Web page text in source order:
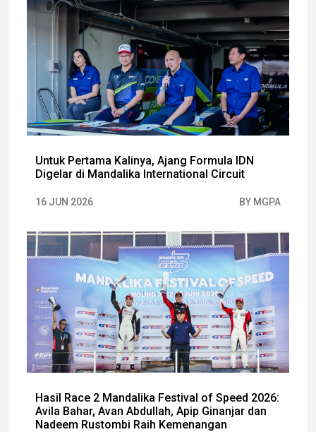
Untuk Pertama Kalinya, Ajang Formula IDN
Digelar di Mandalika International Circuit
16 JUN 2026 BY MGPA
Hasil Race 2 Mandalika Festival of Speed 2026:
Avila Bahar, Avan Abdullah, Apip Ginanjar dan
Nadeem Rustombi Raih Kemenangan